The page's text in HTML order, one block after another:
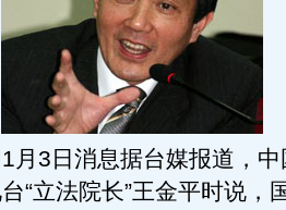
3日消息据台媒报道，中
“立法院长”王金平时说，